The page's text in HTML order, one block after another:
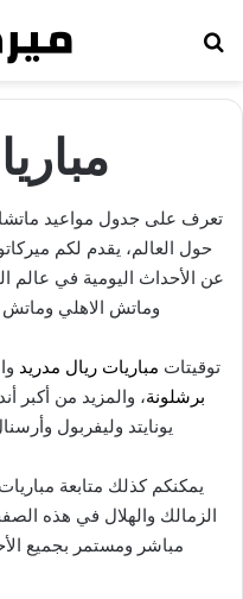
تعرف على جدول مواعيد
حول العالم، يقدم لكم
عن الأحداث اليومية في عالم
وماتش الاهلي
توقيتات مباريات ريال مدريد
برشلونة، والمزيد من أكبر
يونايتد وليفربول
يمكنكم كذلك متابعة
الزمالك والهلال في هذه
مباشر ومستمر بجميع